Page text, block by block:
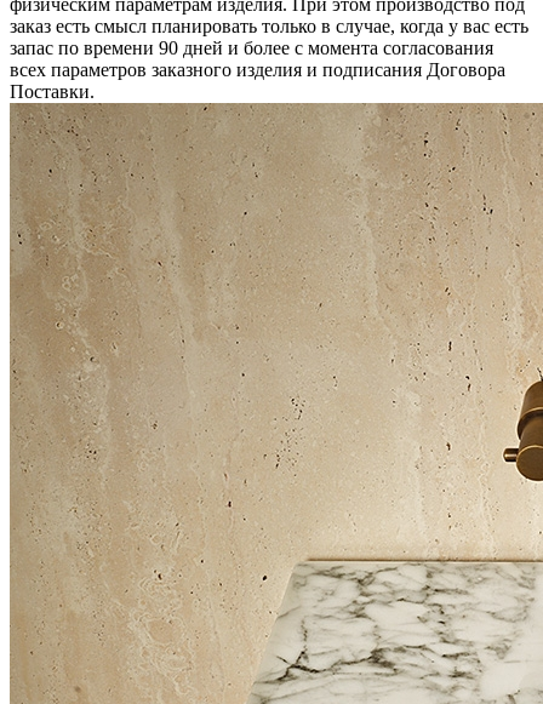
заказ есть смысл планировать только в случае, когда у вас есть
запас по времени 90 дней и более с момента согласования
всех параметров заказного изделия и подписания Договора
Поставки.